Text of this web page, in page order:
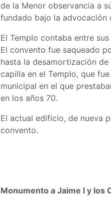
de la Menor observancia a
fundado bajo la advocación
El Templo contaba entre
El convento fue saqueado
hasta la desamortización
capilla en el Templo, que
municipal en el que
en los años 70.
El actual edificio, de nueva
convento.
Monumento a Jaime I y los